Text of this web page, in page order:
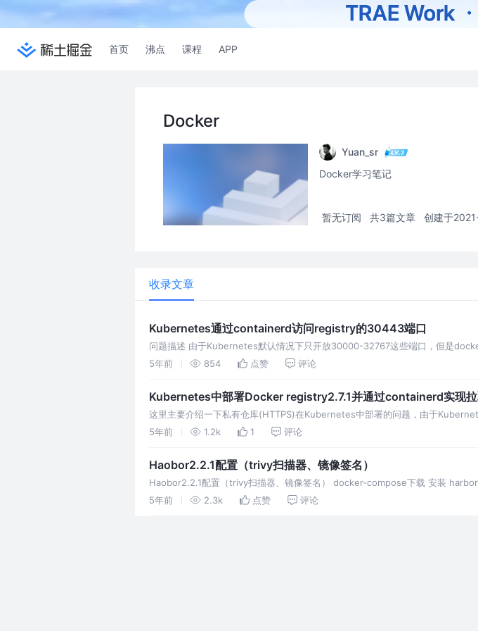
首页 沸点 课程 APP
Docker
Yuan_sr
Docker学习笔记
暂无订阅 共3篇文章 创建于
收录文章
Kubernetes通过containerd访问registry的30443端口
问题描述 由于Kubernetes默认情况下只开放30000-32767这些端口，但是
的问题
5年前 854 点赞 评论
Kubernetes中部署Docker registry2.7.1并通过containerd实现
这里主要介绍一下私有仓库(HTTPS)在Kubernetes中部署的问题，由于
从私有仓库拉取镜
5年前 1.2k 1 评论
Haobor2.2.1配置（trivy扫描器、镜像签名）
Haobor2.2.1配置（trivy扫描器、镜像签名） docker-compose下载 安装
5年前
2.3k 点赞 评论